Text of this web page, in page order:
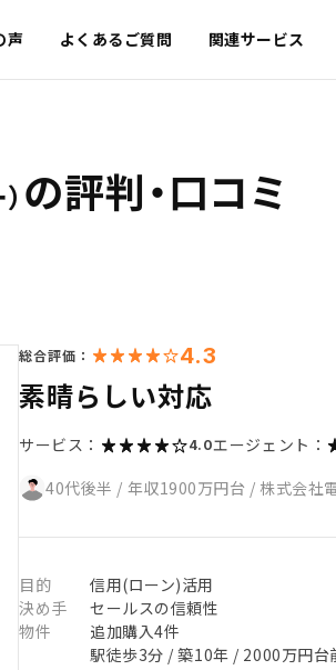
声 よくあるご質問 関連サービス
の評判・口コミ
総合評価： 4.3
素晴らしい対応
サービス： 4.0エージェント：
40代後半 / 年収1900万円台 / 株式会社
目的
信用(ローン)活用
決め手
セールスの信頼性
物件
追加購入4件
駅徒歩3分 / 築10年 / 2000万円台